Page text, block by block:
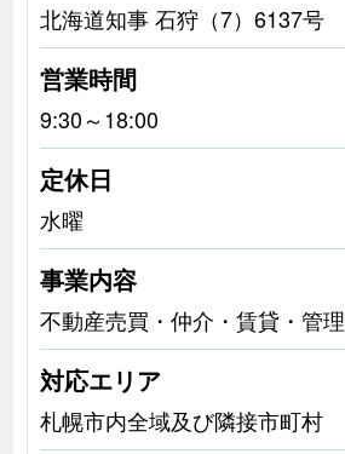
北海道知事 石狩（7）6137号
営業時間
9:30～18:00
定休日
水曜
事業内容
不動産売買・仲介・賃貸・管理
対応エリア
札幌市内全域及び隣接市町村